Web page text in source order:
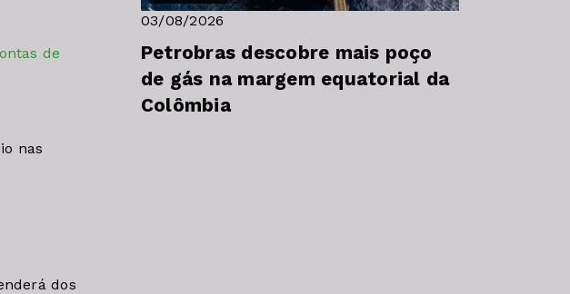
de
nas
dos
03/08/2026
Petrobras descobre mais poço
de gás na margem equatorial da
Colômbia